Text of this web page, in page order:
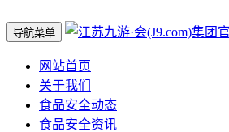
导航菜单
网站首页
关于我们
食品安全动态
食品安全资讯